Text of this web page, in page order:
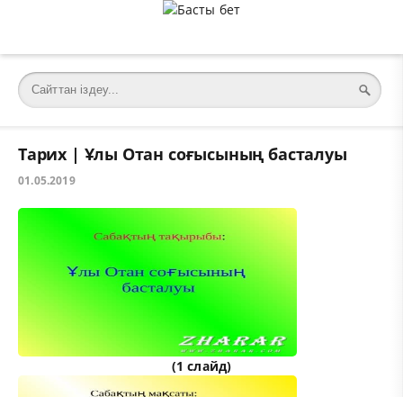
Тарих | Ұлы Отан соғысының басталуы
01.05.2019
(1 слайд)